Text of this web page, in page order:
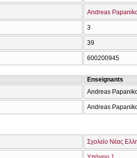
Andreas
3
39
600200945
Enseignants
Andreas
Andreas
Σχολείο Νέας